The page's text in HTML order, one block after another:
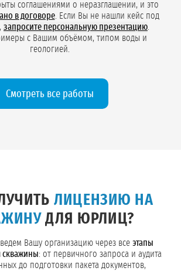
соглашениями о неразглашении, и это
в договоре. Если Вы не нашли кейс под
запросите персональную презентацию
с Вашим объёмом, типом воды и
геологией.
Смотреть все работы
ЛИЦЕНЗИЮ НА
ДЛЯ ЮРЛИЦ?
Вашу организацию через все этапы
скважины: от первичного запроса и аудита
до подготовки пакета документов,